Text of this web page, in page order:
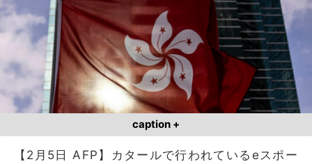
caption +
【2月5日 AFP】カタールで行われているeスポー